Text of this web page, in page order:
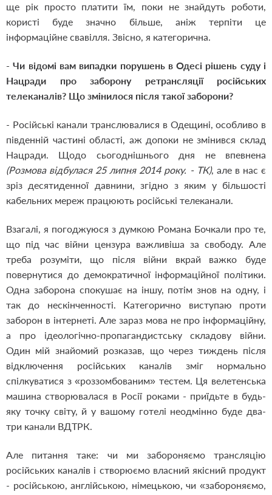
ще рік просто платити їм, поки не знайдуть роботи,
користі буде значно більше, аніж терпіти це
інформаційне свавілля. Звісно, я категорична.
- Чи відомі вам випадки порушень в Одесі рішень суду і
Нацради про заборону ретрансляції російських
телеканалів? Що змінилося після такої заборони?
- Російські канали транслювалися в Одещині, особливо в
південній частині області, аж допоки не змінився склад
Нацради. Щодо сьогоднішнього дня не впевнена
(Розмова відбулася 25 липня 2014 року. - ТК), але в нас є
зріз десятиденної давнини, згідно з яким у більшості
кабельних мереж працюють російські телеканали.
Взагалі, я погоджуюся з думкою Романа Бочкали про те,
що під час війни цензура важливіша за свободу. Але
треба розуміти, що після війни вкрай важко буде
повернутися до демократичної інформаційної політики.
Одна заборона спокушає на іншу, потім знов на одну, і
так до нескінченності. Категорично виступаю проти
заборон в інтернеті. Але зараз мова не про інформаційну,
а про ідеологічно-пропагандистську складову війни.
Один мій знайомий розказав, що через тиждень після
відключення російських каналів зміг нормально
спілкуватися з «роззомбованим» тестем. Ця велетенська
машина створювалася в Росії роками - приїдьте в будь-
яку точку світу, й у вашому готелі неодмінно буде два-
три канали ВДТРК.
Але питання таке: чи ми забороняємо трансляцію
російських каналів і створюємо власний якісний продукт
- російською, англійською, німецькою, чи «забороняємо,